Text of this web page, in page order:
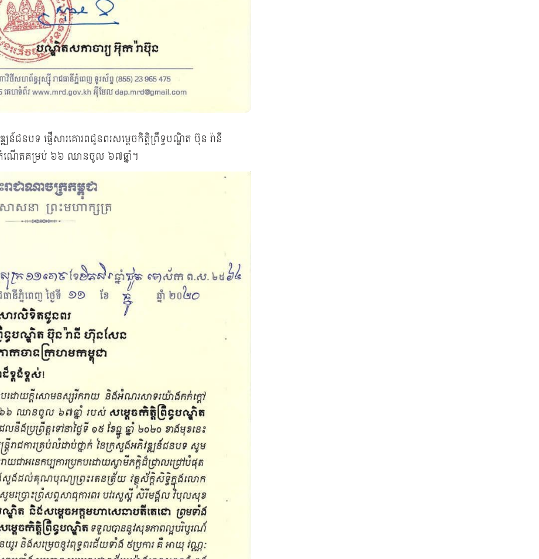
ន៍ជនបទ ផ្ញើសារគោរពជូនពរសម្តេចកិត្តិព្រឹទ្ធបណ្ឌិត ប៊ុន រ៉ានី
ណើតគម្រប់ ៦៦ ឈានចូល ៦៧ឆ្នាំ។